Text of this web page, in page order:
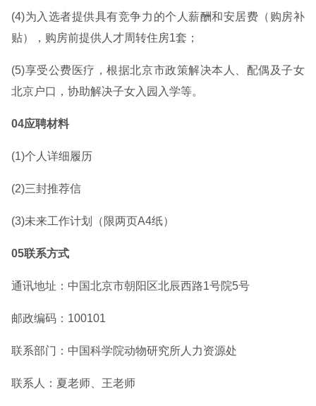
(4)为入选者提供具有竞争力的个人薪酬和安居费（购房补
贴），购房前提供人才周转住房1套；
(5)享受公费医疗，根据北京市政策解决本人、配偶及子女
北京户口，协助解决子女入园入学等。
04应聘材料
(1)个人详细履历
(2)三封推荐信
(3)未来工作计划（限两页A4纸）
05联系方式
通讯地址：中国北京市朝阳区北辰西路1号院5号
邮政编码：100101
联系部门：中国科学院动物研究所人力资源处
联系人：夏老师、王老师